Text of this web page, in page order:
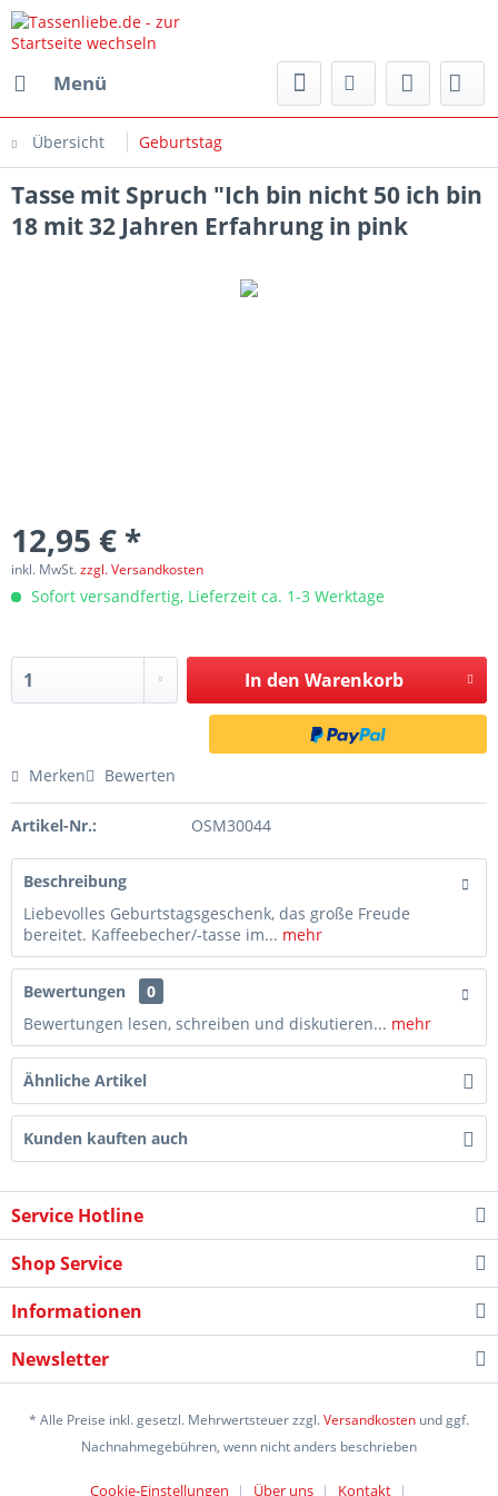
Menü
Übersicht Geburtstag
Tasse mit Spruch "Ich bin nicht 50 ich bin
18 mit 32 Jahren Erfahrung in pink
12,95 € *
inkl. MwSt.zzgl. Versandkosten
Sofort versandfertig, Lieferzeit ca. 1-3 Werktage
In den Warenkorb
Merken Bewerten
Artikel-Nr.: OSM30044
Beschreibung
Liebevolles Geburtstagsgeschenk, das große Freude
bereitet. Kaffeebecher/-tasse im... mehr
Bewertungen
0
Bewertungen lesen, schreiben und diskutieren... mehr
Ähnliche Artikel
Kunden kauften auch
Service Hotline
Shop Service
Informationen
Newsletter
* Alle Preise inkl. gesetzl. Mehrwertsteuer zzgl.Versandkosten und ggf.
Nachnahmegebühren, wenn nicht anders beschrieben
Cookie-Einstellungen Über uns Kontakt